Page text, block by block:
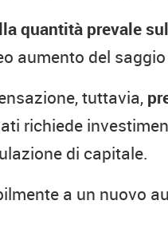
quantità prevale
aumento del
tuttavia,
richiede
di capitale.
a un nuovo